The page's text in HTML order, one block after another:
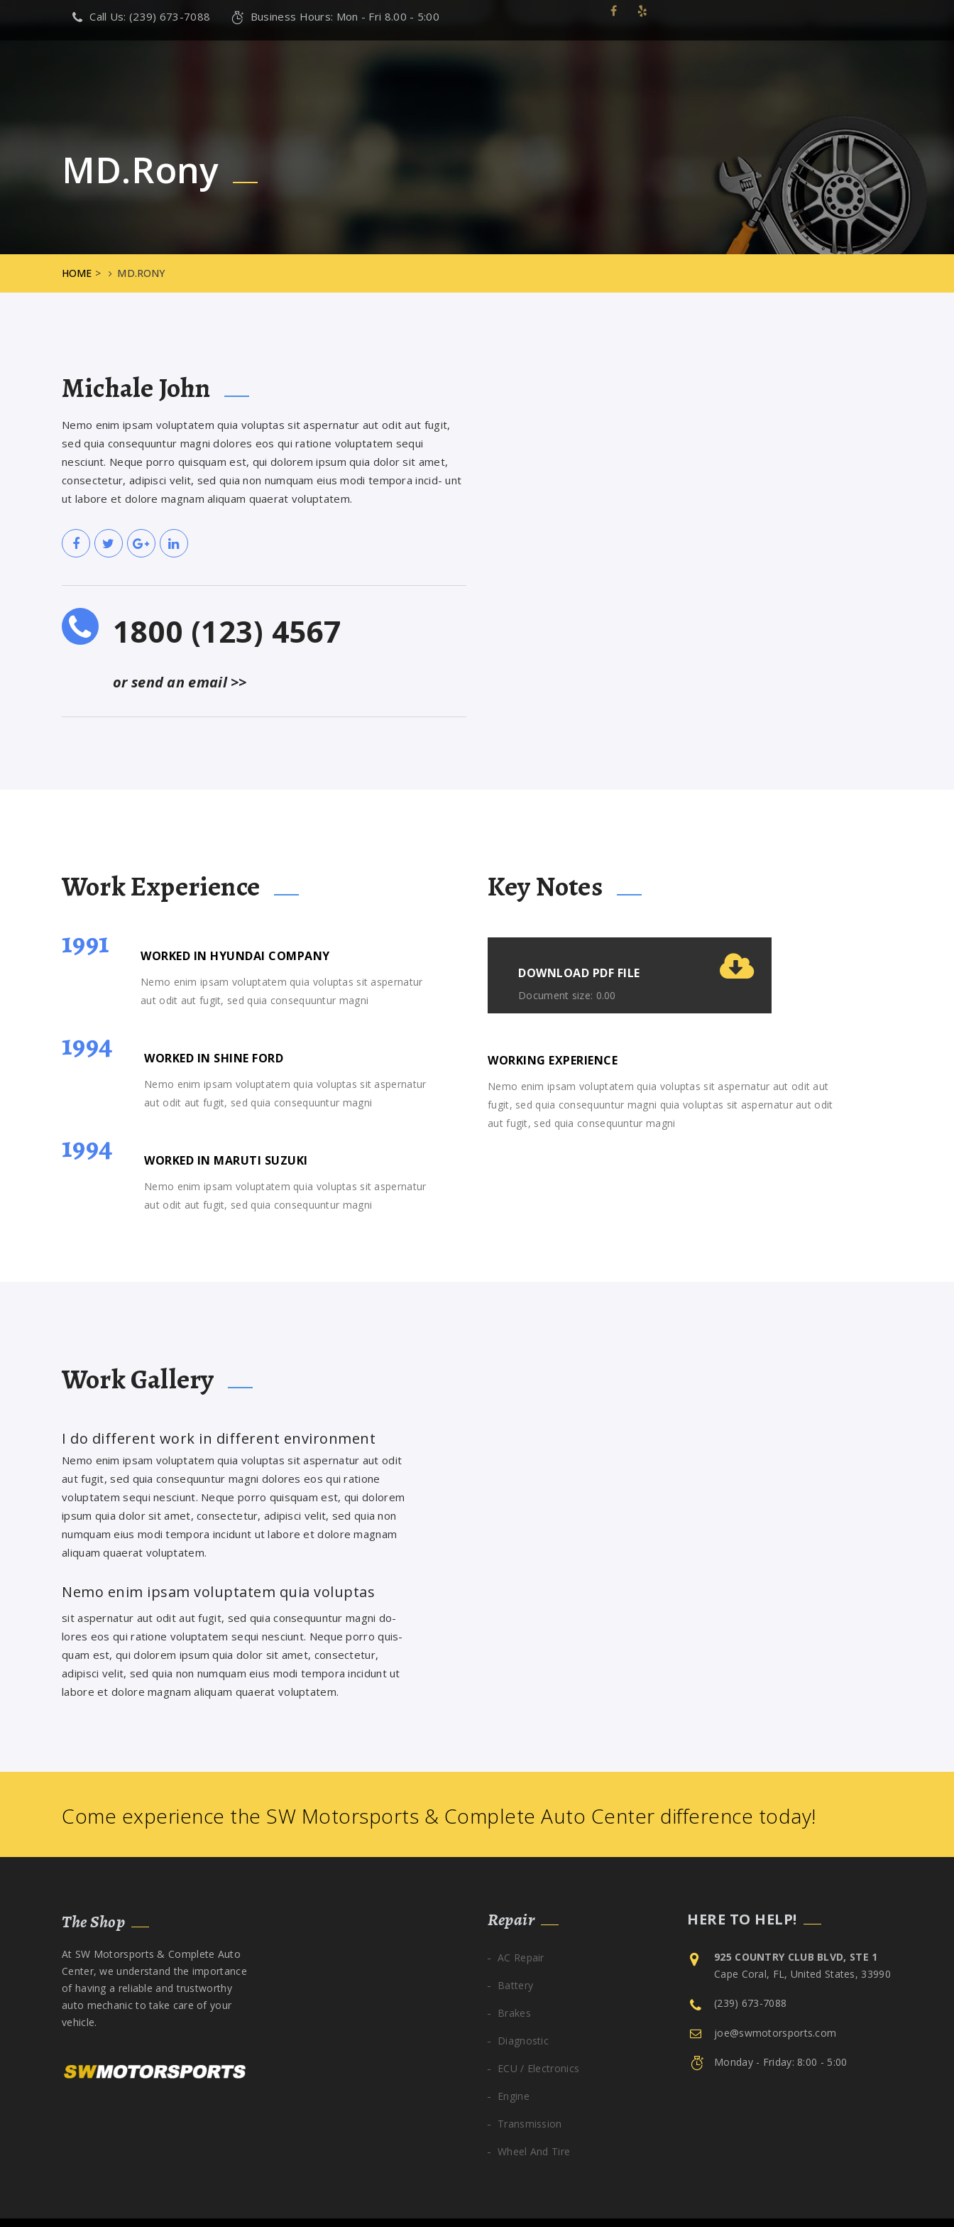
Call Us: (239) 673-7088 Business Hours: Mon - Fri 8.00 - 5:00
MD.Rony
HOME > MD.RONY
Michale John
Nemo enim ipsam voluptatem quia voluptas sit aspernatur aut odit aut fugit,
sed quia consequuntur magni dolores eos qui ratione voluptatem sequi
nesciunt. Neque porro quisquam est, qui dolorem ipsum quia dolor sit amet,
consectetur, adipisci velit, sed quia non numquam eius modi tempora incid- unt
ut labore et dolore magnam aliquam quaerat voluptatem.
1800 (123) 4567
or send an email >>
Work Experience
1991 WORKED IN HYUNDAI COMPANY
Nemo enim ipsam voluptatem quia voluptas sit aspernatur
aut odit aut fugit, sed quia consequuntur magni
1994 WORKED IN SHINE FORD
Nemo enim ipsam voluptatem quia voluptas sit aspernatur
aut odit aut fugit, sed quia consequuntur magni
1994 WORKED IN MARUTI SUZUKI
Nemo enim ipsam voluptatem quia voluptas sit aspernatur
aut odit aut fugit, sed quia consequuntur magni
Key Notes
DOWNLOAD PDF FILE
Document size: 0.00
WORKING EXPERIENCE
Nemo enim ipsam voluptatem quia voluptas sit aspernatur aut odit aut
fugit, sed quia consequuntur magni quia voluptas sit aspernatur aut odit
aut fugit, sed quia consequuntur magni
Work Gallery
I do different work in different environment
Nemo enim ipsam voluptatem quia voluptas sit aspernatur aut odit
aut fugit, sed quia consequuntur magni dolores eos qui ratione
voluptatem sequi nesciunt. Neque porro quisquam est, qui dolorem
ipsum quia dolor sit amet, consectetur, adipisci velit, sed quia non
numquam eius modi tempora incidunt ut labore et dolore magnam
aliquam quaerat voluptatem.
Nemo enim ipsam voluptatem quia voluptas
sit aspernatur aut odit aut fugit, sed quia consequuntur magni do-
lores eos qui ratione voluptatem sequi nesciunt. Neque porro quis-
quam est, qui dolorem ipsum quia dolor sit amet, consectetur,
adipisci velit, sed quia non numquam eius modi tempora incidunt ut
labore et dolore magnam aliquam quaerat voluptatem.
Come experience the SW Motorsports & Complete Auto Center difference today!
The Shop
At SW Motorsports & Complete Auto
Center, we understand the importance
of having a reliable and trustworthy
auto mechanic to take care of your
vehicle.
Repair
AC Repair
Battery
Brakes
Diagnostic
ECU / Electronics
Engine
Transmission
Wheel And Tire
HERE TO HELP!
925 COUNTRY CLUB BLVD, STE 1
Cape Coral, FL, United States, 33990
(239) 673-7088
joe@swmotorsports.com
Monday - Friday: 8:00 - 5:00